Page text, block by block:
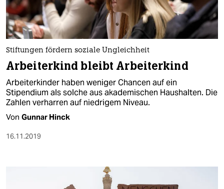
Stiftungen fördern soziale Ungleichheit
Arbeiterkind bleibt Arbeiterkind
Arbeiterkinder haben weniger Chancen auf ein
Stipendium als solche aus akademischen Haushalten. Die
Zahlen verharren auf niedrigem Niveau.
Von Gunnar Hinck
16.11.2019